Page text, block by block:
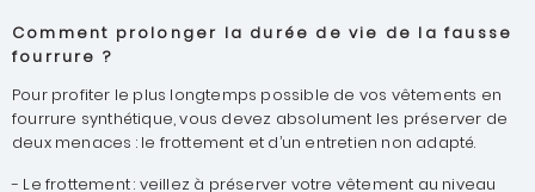
Comment prolonger la durée de vie de la fausse
fourrure ?
Pour profiter le plus longtemps possible de vos vêtements en
fourrure synthétique, vous devez absolument les préserver de
deux menaces : le frottement et d’un entretien non adapté.
- Le frottement : veillez à préserver votre vêtement au niveau